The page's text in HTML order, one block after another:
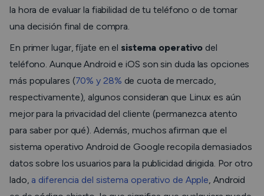
la hora de evaluar la fiabilidad de tu teléfono o de tomar
una decisión final de compra.
En primer lugar, fíjate en el sistema operativo del
teléfono. Aunque Android e iOS son sin duda las opciones
más populares (70% y 28% de cuota de mercado,
respectivamente), algunos consideran que Linux es aún
mejor para la privacidad del cliente (permanezca atento
para saber por qué). Además, muchos afirman que el
sistema operativo Android de Google recopila demasiados
datos sobre los usuarios para la publicidad dirigida. Por otro
lado, a diferencia del sistema operativo de Apple, Android